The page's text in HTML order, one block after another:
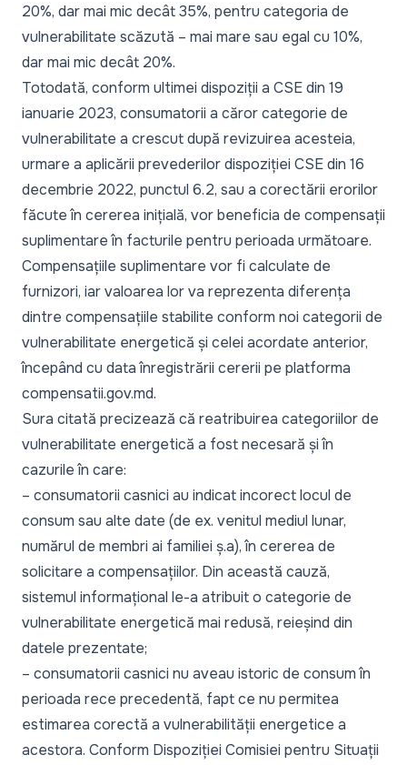
20%, dar mai mic decât 35%, pentru categoria de
vulnerabilitate scăzută – mai mare sau egal cu 10%,
dar mai mic decât 20%.
Totodată, conform ultimei dispoziții a CSE din 19
ianuarie 2023, consumatorii a căror categorie de
vulnerabilitate a crescut după revizuirea acesteia,
urmare a aplicării prevederilor dispoziției CSE din 16
decembrie 2022, punctul 6.2, sau a corectării erorilor
făcute în cererea inițială, vor beneficia de compensații
suplimentare în facturile pentru perioada următoare.
Compensațiile suplimentare vor fi calculate de
furnizori, iar valoarea lor va reprezenta diferența
dintre compensațiile stabilite conform noi categorii de
vulnerabilitate energetică și celei acordate anterior,
începând cu data înregistrării cererii pe platforma
compensatii.gov.md.
Sura citată precizează că reatribuirea categoriilor de
vulnerabilitate energetică a fost necesară și în
cazurile în care:
– consumatorii casnici au indicat incorect locul de
consum sau alte date (de ex. venitul mediul lunar,
numărul de membri ai familiei ș.a), în cererea de
solicitare a compensațiilor. Din această cauză,
sistemul informațional le-a atribuit o categorie de
vulnerabilitate energetică mai redusă, reieșind din
datele prezentate;
– consumatorii casnici nu aveau istoric de consum în
perioada rece precedentă, fapt ce nu permitea
estimarea corectă a vulnerabilității energetice a
acestora. Conform Dispoziției Comisiei pentru Situații